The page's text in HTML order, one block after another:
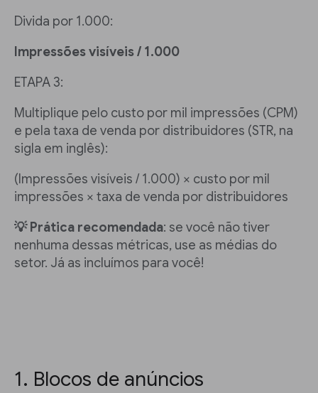
Divida por 1.000:
Impressões visíveis / 1.000
ETAPA 3:
Multiplique pelo custo por mil impressões (CPM)
e pela taxa de venda por distribuidores (STR, na
sigla em inglês):
(Impressões visíveis / 1.000) × custo por mil
impressões × taxa de venda por distribuidores
💡 Prática recomendada: se você não tiver
nenhuma dessas métricas, use as médias do
setor. Já as incluímos para você!
1. Blocos de anúncios